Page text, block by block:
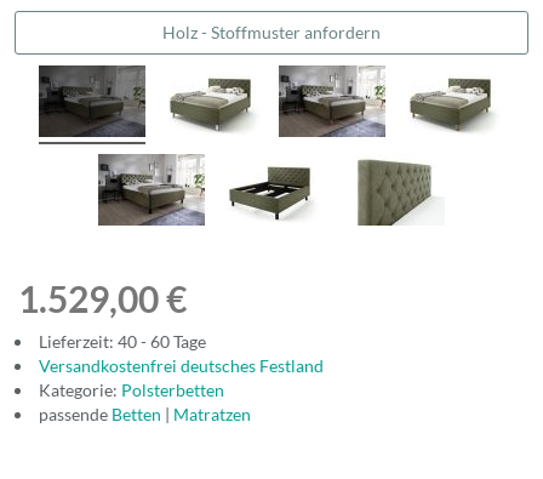
Holz - Stoffmuster anfordern
1.529,00 €
Lieferzeit: 40 - 60 Tage
Versandkostenfrei deutsches Festland
Kategorie: Polsterbetten
passende Betten | Matratzen